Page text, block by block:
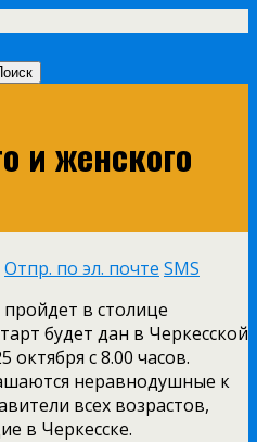
и женского
Отпр. по эл. почте SMS
в столице
будет дан в Черкесской
октября с 8.00 часов.
неравнодушные к
всех возрастов,
в Черкесске.